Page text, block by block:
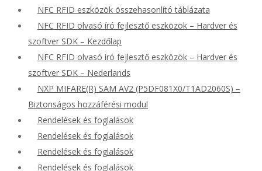
NFC RFID eszközök összehasonlító táblázata
NFC RFID olvasó író fejlesztő eszközök – Hardver és
szoftver SDK – Kezdőlap
NFC RFID olvasó író fejlesztő eszközök – Hardver és
szoftver SDK – Nederlands
NXP MIFARE(R) SAM AV2 (P5DF081X0/T1AD2060S) –
Biztonságos hozzáférési modul
Rendelések és foglalások
Rendelések és foglalások
Rendelések és foglalások
Rendelések és foglalások